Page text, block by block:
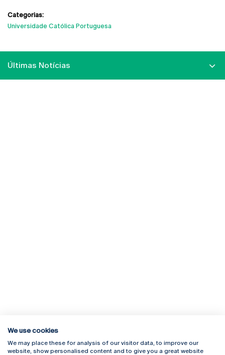
Categorias:
Universidade Católica Portuguesa
Últimas Notícias
Rua Diogo Botelho 1327
Campus Online
We use cookies
We may place these for analysis of our visitor data, to improve our
website, show personalised content and to give you a great website